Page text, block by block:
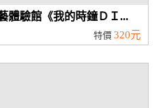
體驗館《我的時鐘ＤＩ...
特價 320元